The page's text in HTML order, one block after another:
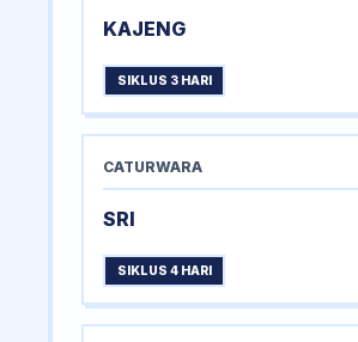
KAJENG
SIKLUS 3 HARI
CATURWARA
SRI
SIKLUS 4 HARI